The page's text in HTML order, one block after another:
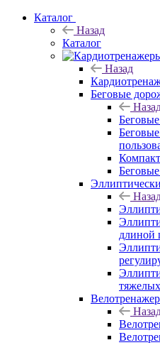
Каталог
Назад
Каталог
Назад
Беговые
длиной